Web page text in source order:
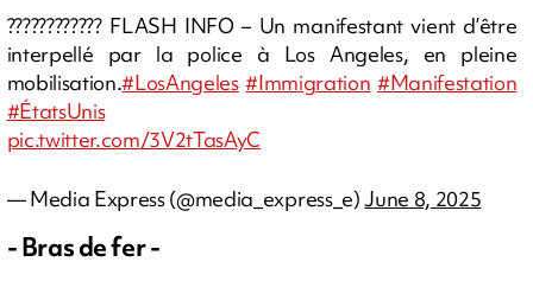
???????????? FLASH INFO – Un manifestant vient d’être
interpellé par la police à Los Angeles, en pleine
mobilisation.#LosAngeles #Immigration #Manifestation
#ÉtatsUnis
pic.twitter.com/3V2tTasAyC
— Media Express (@media_express_e)June 8, 2025
- Bras de fer -